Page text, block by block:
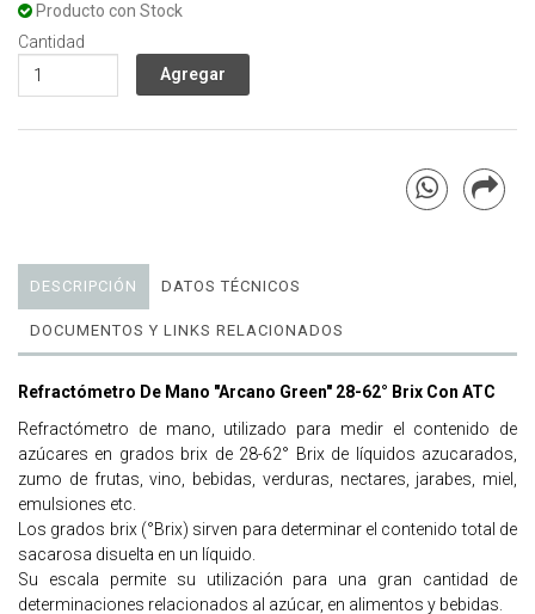
Producto con Stock
Cantidad
DESCRIPCIÓN DATOS TÉCNICOS
DOCUMENTOS Y LINKS RELACIONADOS
Refractómetro De Mano "Arcano Green" 28-62° Brix Con ATC
Refractómetro de mano, utilizado para medir el contenido de
azúcares en grados brix de 28-62° Brix de líquidos azucarados,
zumo de frutas, vino, bebidas, verduras, nectares, jarabes, miel,
emulsiones etc.
Los grados brix (°Brix) sirven para determinar el contenido total de
sacarosa disuelta en un líquido.
Su escala permite su utilización para una gran cantidad de
determinaciones relacionados al azúcar, en alimentos y bebidas.